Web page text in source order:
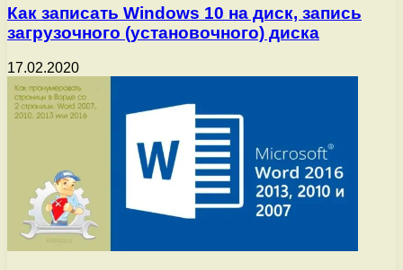
Как записать Windows 10 на диск, запись
загрузочного (установочного) диска
17.02.2020